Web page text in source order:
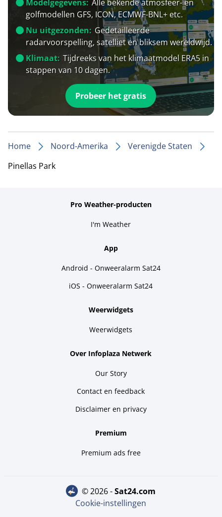
Modelgegevens: Alle bekende atmosfeer- en
golfmodellen GFS, ICON, ECMWF-BNL+ etc.
Nu uitgezonden: Gedetailleerde
radarvoorspelling, satelliet en bliksem wereldwijd.
Klimaat: Tijdreeks van het klimaatmodel ERA5 in
stappen van 10 dagen.
Probeer het gratis
Home Noord-Amerika
Verenigde Staten
Pinellas Park
Pro Weather-producten
I'm Weather
App
Android - Onweeralarm Sat24
iOS - Onweeralarm Sat24
Weerwidgets
Weerwidgets
Over Infoplaza Netwerk
Our Story
Contact en feedback
Disclaimer en privacy
Premium
Premium ads free
© 2026 - sat24.com
Cookie-instellingen